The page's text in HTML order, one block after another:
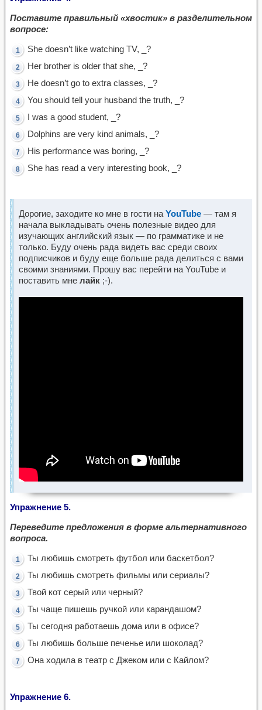
Поставите правильный «хвостик» в разделительном
вопросе:
She doesn’t like watching TV, _?
Her brother is older that she, _?
He doesn’t go to extra classes, _?
You should tell your husband the truth, _?
I was a good student, _?
Dolphins are very kind animals, _?
His performance was boring, _?
She has read a very interesting book, _?
Дорогие, заходите ко мне в гости на YouTube — там я
начала выкладывать очень полезные видео для
изучающих английский язык — по грамматике и не
только. Буду очень рада видеть вас среди своих
подписчиков и буду еще больше рада делиться с вами
своими знаниями. Прошу вас перейти на YouTube и
поставить мне лайк ;-).
Упражнение 5.
Переведите предложения в форме альтернативного
вопроса.
Ты любишь смотреть футбол или баскетбол?
Ты любишь смотреть фильмы или сериалы?
Твой кот серый или черный?
Ты чаще пишешь ручкой или карандашом?
Ты сегодня работаешь дома или в офисе?
Ты любишь больше печенье или шоколад?
Она ходила в театр с Джеком или с Кайлом?
Упражнение 6.